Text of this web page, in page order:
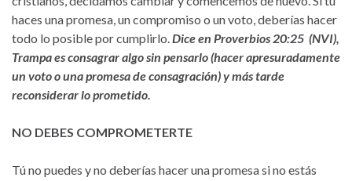
haces una promesa, un compromiso o un voto, deberías hacer
todo lo posible por cumplirlo. Dice en Proverbios 20:25 (NVI),
Trampa es consagrar algo sin pensarlo (hacer apresuradamente
un voto o una promesa de consagración) y más tarde
reconsiderar lo prometido.
NO DEBES COMPROMETERTE
Tú no puedes y no deberías hacer una promesa si no estás